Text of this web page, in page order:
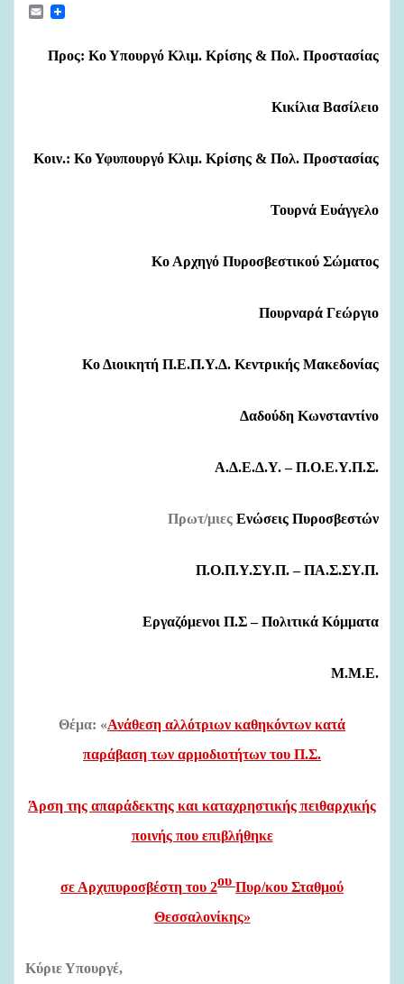
E
m
Προς: Κο Υπουργό Κλιμ. Κρίσης & Πολ. Προστασίας
Κικίλια Βασίλειο
Κοιν.: ΚοΥφυπουργό Κλιμ. Κρίσης & Πολ. Προστασίας
Τουρνά Ευάγγελο
Κο Αρχηγό Πυροσβεστικού Σώματος
Πουρναρά Γεώργιο
ΚοΔιοικητή Π.Ε.Π.Υ.Δ. Κεντρικής Μακεδονίας
Δαδούδη Κωνσταντίνο
Α.Δ.Ε.Δ.Υ. – Π.Ο.Ε.Υ.Π.Σ.
Πρωτ/μιες Ενώσεις Πυροσβεστών
Π.Ο.Π.Υ.ΣΥ.Π. – ΠΑ.Σ.ΣΥ.Π.
Εργαζόμενοι Π.Σ – Πολιτικά Κόμματα
Μ.Μ.Ε.
Θέμα: «Ανάθεση αλλότριων καθηκόντων κατά
παράβαση των αρμοδιοτήτων του Π.Σ.
Άρση της απαράδεκτης και καταχρηστικής πειθαρχικής
ποινής που επιβλήθηκε
σε Αρχιπυροσβέστη του 2ου Πυρ/κου Σταθμού
Θεσσαλονίκης»
Κύριε Υπουργέ,